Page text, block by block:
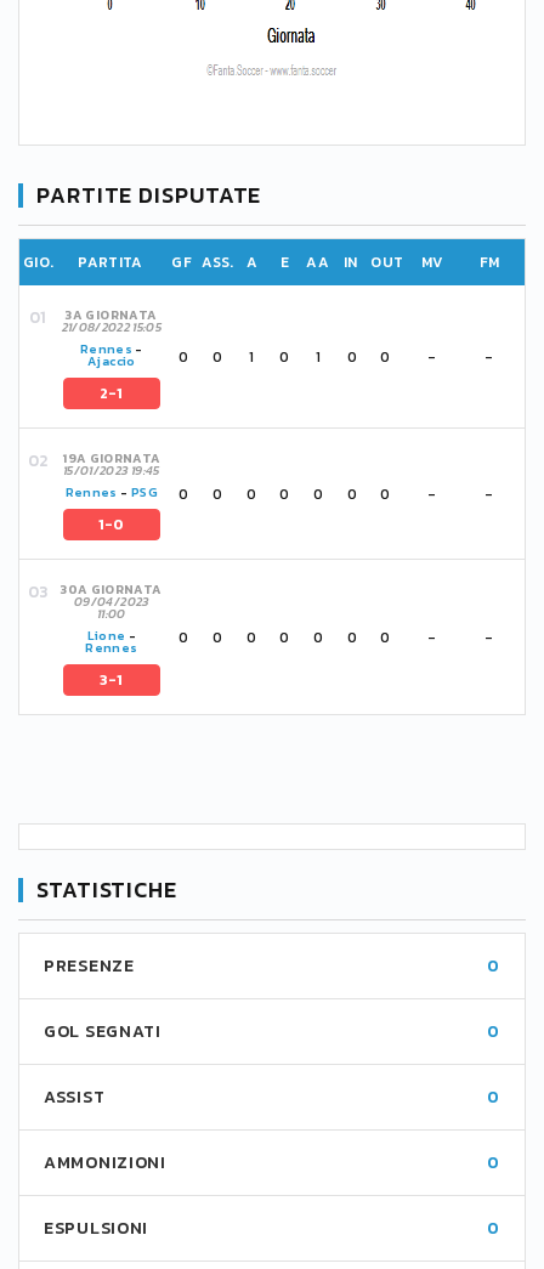
PARTITE DISPUTATE
GIO. PARTITA GF ASS. A E AA IN OUT MV FM
3A GIORNATA
21/08/2022 15:05
Rennes -
Ajaccio
2-1
0 0 1 0 1 0 0 - -
19A GIORNATA
15/01/2023 19:45
Rennes - PSG
1-0
0 0 0 0 0 0 0 - -
30A GIORNATA
09/04/2023
11:00
Lione -
Rennes
3-1
0 0 0 0 0 0 0 - -
STATISTICHE
PRESENZE 0
GOL SEGNATI 0
ASSIST 0
AMMONIZIONI 0
ESPULSIONI 0